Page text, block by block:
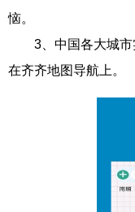
恼。
3、中国各大城市
在齐齐地图导航上。